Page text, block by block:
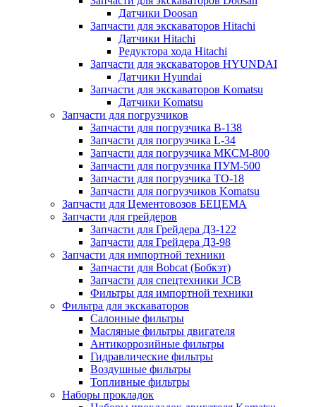
Датчики Doosan
Запчасти для экскаваторов Hitachi
Датчики Hitachi
Редуктора хода Hitachi
Запчасти для экскаваторов HYUNDAI
Датчики Hyundai
Запчасти для экскаваторов Komatsu
Датчики Komatsu
Запчасти для погрузчиков
Запчасти для погрузчика B-138
Запчасти для погрузчика L-34
Запчасти для погрузчика МКСМ-800
Запчасти для погрузчика ПУМ-500
Запчасти для погрузчика ТО-18
Запчасти для погрузчиков Komatsu
Запчасти для Цементовозов БЕЦЕМА
Запчасти для грейдеров
Запчасти для Грейдера ДЗ-122
Запчасти для Грейдера ДЗ-98
Запчасти для импортной техники
Запчасти для Bobcat (Бобкэт)
Запчасти для спецтехники JCB
Фильтры для импортной техники
Фильтра для экскаваторов
Салонные фильтры
Масляные фильтры двигателя
Антикоррозийные фильтры
Гидравлические фильтры
Воздушные фильтры
Топливные фильтры
Наборы прокладок